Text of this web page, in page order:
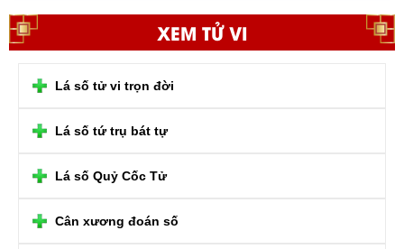
XEM TỬ VI
Lá số tử vi trọn đời
Lá số tứ trụ bát tự
Lá số Quỷ Cốc Tử
Cân xương đoán số